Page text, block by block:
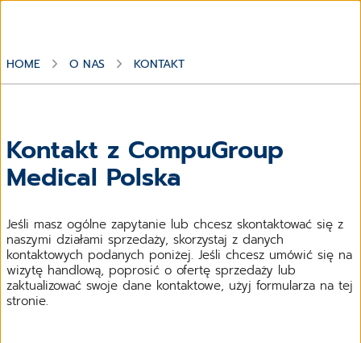
HOME O NAS KONTAKT
Kontakt z CompuGroup
Medical Polska
Jeśli masz ogólne zapytanie lub chcesz skontaktować się z
naszymi działami sprzedaży, skorzystaj z danych
kontaktowych podanych poniżej. Jeśli chcesz umówić się na
wizytę handlową, poprosić o ofertę sprzedaży lub
zaktualizować swoje dane kontaktowe, użyj formularza na tej
stronie.